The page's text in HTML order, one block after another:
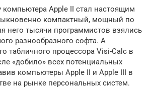
компьютера Apple II стал настоящим
компактный, мощный по
него тысячи программистов взялись
разнообразного софта. А
табличного процессора Visi-Calc в
«добило» всех потенциальных
компьютеры Apple II и Apple III в
на рынке персональных систем.